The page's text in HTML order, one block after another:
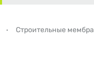
Строительные